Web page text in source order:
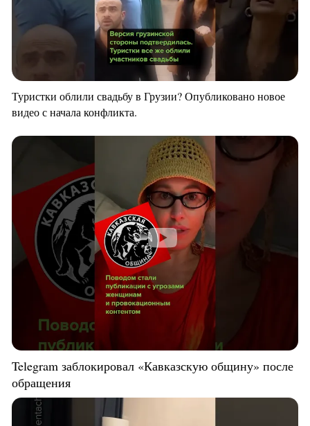
Туристки облили свадьбу в Грузии? Опубликовано новое
видео с начала конфликта.
Telegram заблокировал «Кавказскую общину» после
обращения